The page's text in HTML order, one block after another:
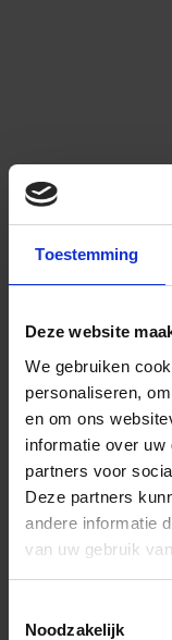
Toestemming
Deze website
We gebruiken
personaliseren,
en om ons
informatie over
partners voor
Deze partners
andere informatie
van uw gebruik
Noodzakelijk